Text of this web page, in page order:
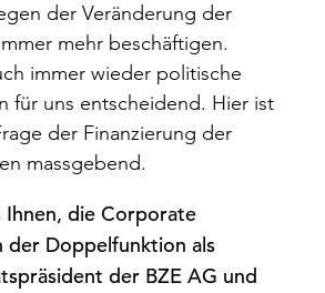
der Veränderung der
mehr beschäftigen.
immer wieder politische
für uns entscheidend. Hier ist
der Finanzierung der
massgebend.
Ihnen, die Corporate
der Doppelfunktion als
der BZE AG und